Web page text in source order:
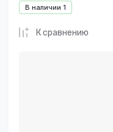
В наличии 1
К сравнению